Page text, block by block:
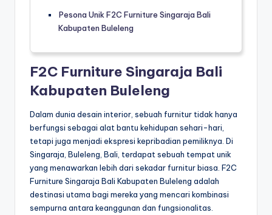
Pesona Unik F2C Furniture Singaraja Bali
Kabupaten Buleleng
F2C Furniture Singaraja Bali
Kabupaten Buleleng
Dalam dunia desain interior, sebuah furnitur tidak hanya
berfungsi sebagai alat bantu kehidupan sehari-hari,
tetapi juga menjadi ekspresi kepribadian pemiliknya. Di
Singaraja, Buleleng, Bali, terdapat sebuah tempat unik
yang menawarkan lebih dari sekadar furnitur biasa. F2C
Furniture Singaraja Bali Kabupaten Buleleng adalah
destinasi utama bagi mereka yang mencari kombinasi
sempurna antara keanggunan dan fungsionalitas.